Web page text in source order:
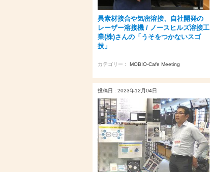
異素材接合や気密溶接、自社開発の
レーザー溶接機 / ノースヒルズ溶接工
業(株)さんの「うそをつかないスゴ
技」
カテゴリー： MOBIO-Cafe Meeting
投稿日 : 2023年12月04日